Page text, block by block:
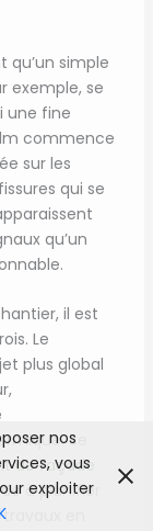
qu’un simple
exemple, se
une fine
commence
sur les
qui se
qu’un
il est
Le
plus global
Se
de façade
à planifier
en
nos
vous
exploiter